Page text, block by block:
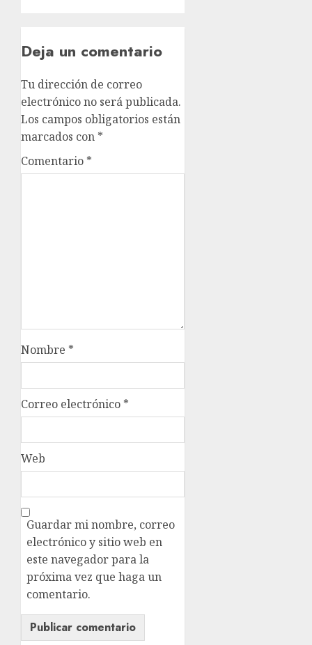
Deja un comentario
Tu dirección de correo
electrónico no será publicada.
Los campos obligatorios están
marcados con *
Comentario *
Nombre *
Correo electrónico *
Web
Guardar mi nombre, correo
electrónico y sitio web en
este navegador para la
próxima vez que haga un
comentario.